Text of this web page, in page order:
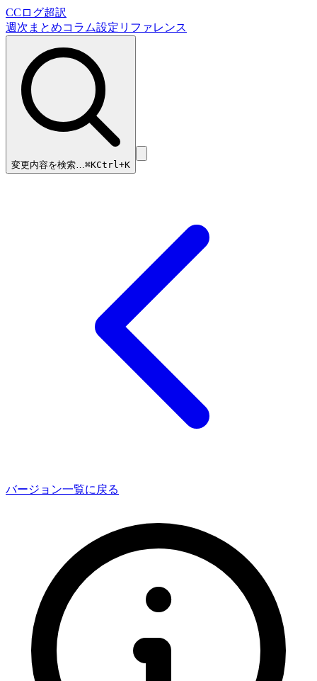
CCログ超訳
週次まとめコラム設定リファレンス
変更内容を検索…⌘KCtrl+K
バージョン一覧に戻る